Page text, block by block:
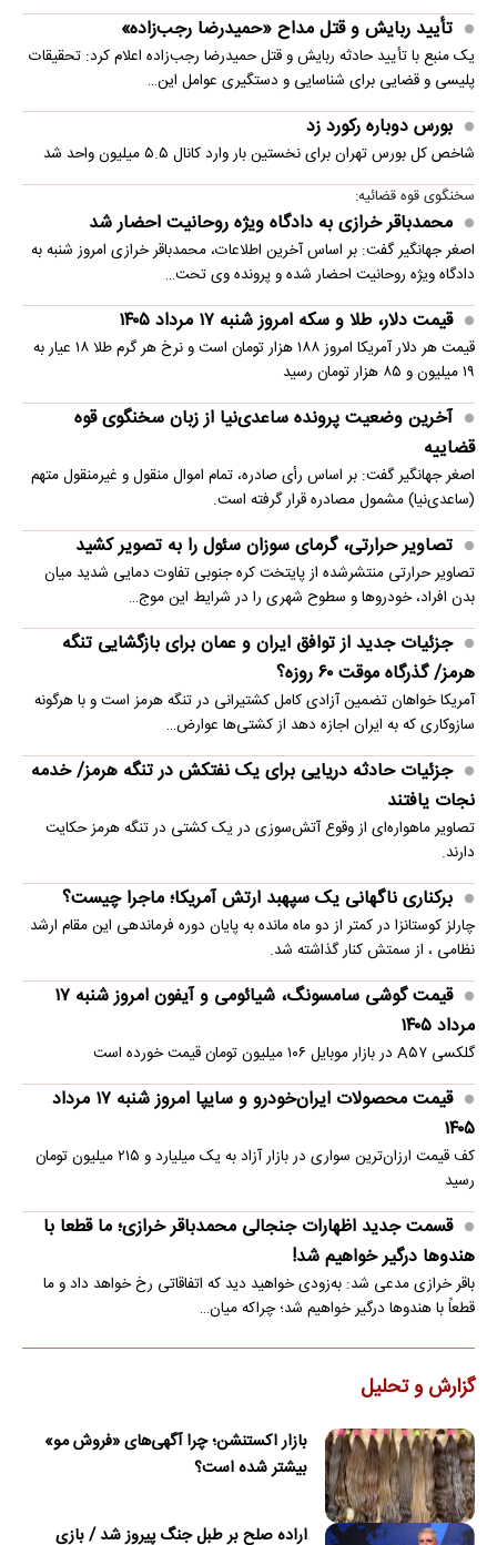
تأیید ربایش و قتل مداح «حمیدرضا رجب‌زاده»
یک منبع با تأیید حادثه ربایش و قتل حمیدرضا رجب‌زاده اعلام کرد: تحقیقات
پلیسی و قضایی برای شناسایی و دستگیری عوامل این…
بورس دوباره رکورد زد
شاخص کل بورس تهران برای نخستین ‌بار وارد کانال ۵.۵ میلیون واحد شد
سخنگوی قوه قضائیه:
محمدباقر خرازی به دادگاه ویژه روحانیت احضار شد
اصغر جهانگیر گفت: بر اساس آخرین اطلاعات، محمدباقر خرازی امروز شنبه به
دادگاه ویژه روحانیت احضار شده و پرونده وی تحت…
قیمت دلار، طلا و سکه امروز شنبه ۱۷ مرداد ۱۴۰۵
قیمت هر دلار آمریکا امروز ۱۸۸ هزار تومان است و نرخ هر گرم طلا ۱۸ عیار به
۱۹ میلیون و ۸۵ هزار تومان رسید
آخرین وضعیت پرونده ساعدی‌نیا از زبان سخنگوی قوه
قضاییه
اصغر جهانگیر گفت: بر اساس رأی صادره، تمام اموال منقول و غیرمنقول متهم
(ساعدی‌نیا) مشمول مصادره قرار گرفته است.
تصاویر حرارتی، گرمای سوزان سئول را به تصویر کشید
تصاویر حرارتی منتشرشده از پایتخت کره جنوبی تفاوت دمایی شدید میان
بدن افراد، خودروها و سطوح شهری را در شرایط این موج…
جزئیات جدید از توافق ایران و عمان برای بازگشایی تنگه
هرمز/ گذرگاه موقت ۶۰ روزه؟
آمریکا خواهان تضمین آزادی کامل کشتیرانی در تنگه هرمز است و با هرگونه
سازوکاری که به ایران اجازه دهد از کشتی‌ها عوارض…
جزئیات حادثه دریایی برای یک نفتکش در تنگه هرمز/ خدمه
نجات یافتند
تصاویر ماهو‌اره‌ای از وقوع آتش‌سوزی در یک کشتی در تنگه هرمز حکایت
دارند.
برکناری ناگهانی یک سپهبد ارتش آمریکا؛ ماجرا چیست؟
چارلز کوستانزا در کمتر از دو ماه مانده به پایان دوره فرماندهی این مقام ارشد
نظامی ، از سمتش کنار گذاشته شد.
قیمت گوشی سامسونگ، شیائومی و آیفون امروز شنبه ۱۷
مرداد ۱۴۰۵
گلکسی A۵۷ در بازار موبایل ۱۰۶ میلیون تومان قیمت خورده است
قیمت محصولات ایران‌خودرو و سایپا امروز شنبه ۱۷ مرداد
۱۴۰۵
کف قیمت ارزان‌ترین سواری در بازار آزاد به یک میلیارد و ۲۱۵ میلیون تومان
رسید
قسمت جدید اظهارات جنجالی محمدباقر خرازی؛ ما قطعا با
هندوها درگیر خواهیم شد!
باقر خرازی مدعی شد: به‌زودی خواهید دید که اتفاقاتی رخ خواهد داد و ما
قطعاً با هندوها درگیر خواهیم شد؛ چراکه میان…
گزارش و تحلیل
بازار اکستنشن؛ چرا آگهی‌های «فروش مو»
بیشتر شده است؟
اراده صلح بر طبل جنگ پیروز شد / بازی